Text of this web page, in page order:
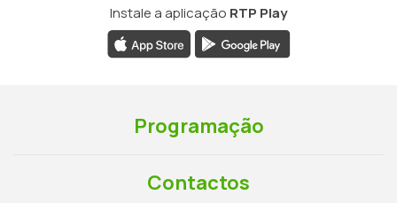
Instale a aplicação RTP Play
Programação
Contactos